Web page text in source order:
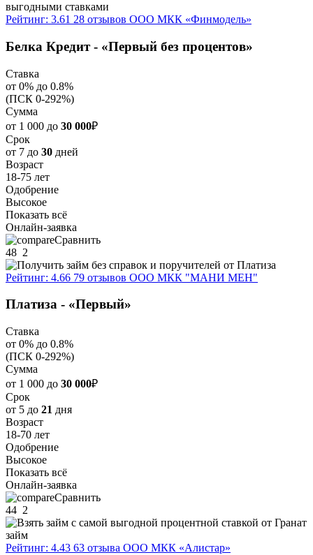
Рейтинг: 3.61 28 отзывов ООО МКК «Финмодель»
Белка Кредит - «Первый без процентов»
Ставка
от 0% до 0.8%
(ПСК 0-292%)
Сумма
от 1 000 до 30 000₽
Срок
от 7 до 30 дней
Возраст
18-75 лет
Одобрение
Высокое
Показать всё
Онлайн-заявка
Сравнить
48 2
Рейтинг: 4.66 79 отзывов ООО МКК "МАНИ МЕН"
Платиза - «Первый»
Ставка
от 0% до 0.8%
(ПСК 0-292%)
Сумма
от 1 000 до 30 000₽
Срок
от 5 до 21 дня
Возраст
18-70 лет
Одобрение
Высокое
Показать всё
Онлайн-заявка
Сравнить
44 2
Рейтинг: 4.43 63 отзыва ООО МКК «Алистар»